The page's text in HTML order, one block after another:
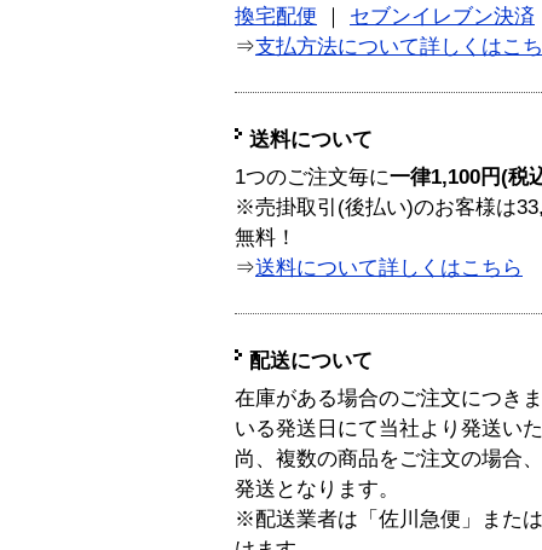
換宅配便
セブンイレブン決済
⇒支払方法について詳しくはこ
送料について
1つのご注文毎に一律1,100円(税
※売掛取引(後払い)のお客様は
無料！
⇒送料について詳しくはこちら
配送について
在庫がある場合のご注文につき
いる発送日にて当社より発送い
尚、複数の商品をご注文の場合
発送となります。
※配送業者は「佐川急便」また